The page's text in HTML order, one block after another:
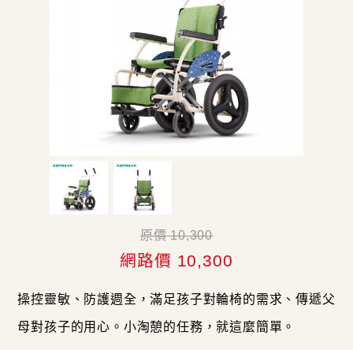
原價 10,300
網路價 10,300
操控靈敏、防護週全，滿足孩子對輪椅的需求、傳遞父
母對孩子的用心。小淘憩的任務，就這麼簡單。